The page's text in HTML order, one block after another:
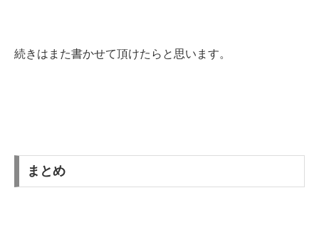
続きはまた書かせて頂けたらと思います。
まとめ